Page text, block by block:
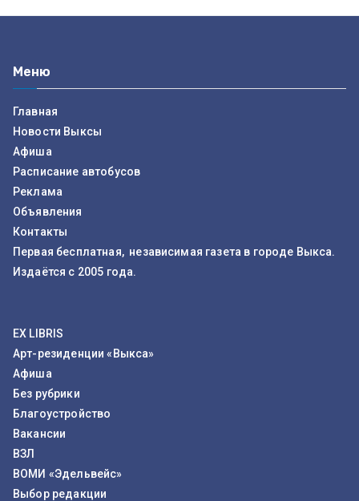
Меню
Главная
Новости Выксы
Афиша
Расписание автобусов
Реклама
Объявления
Контакты
Первая бесплатная, независимая газета в городе Выкса.
Издаётся с 2005 года.
EX LIBRIS
Арт-резиденции «Выкса»
Афиша
Без рубрики
Благоустройство
Вакансии
ВЗЛ
ВОМИ «Эдельвейс»
Выбор редакции